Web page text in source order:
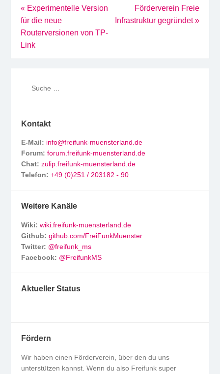
Beitragsnavigation
« Experimentelle Version
für die neue
Routerversionen von TP-
Link
Förderverein Freie
Infrastruktur gegründet»
Kontakt
E-Mail: info@freifunk-muensterland.de
Forum: forum.freifunk-muensterland.de
Chat: zulip.freifunk-muensterland.de
Telefon: +49 (0)251 / 203182 - 90
Weitere Kanäle
Wiki: wiki.freifunk-muensterland.de
Github: github.com/FreiFunkMuenster
Twitter: @freifunk_ms
Facebook: @FreifunkMS
Aktueller Status
Fördern
Wir haben einen Förderverein, über den du uns
unterstützen kannst. Wenn du also Freifunk super